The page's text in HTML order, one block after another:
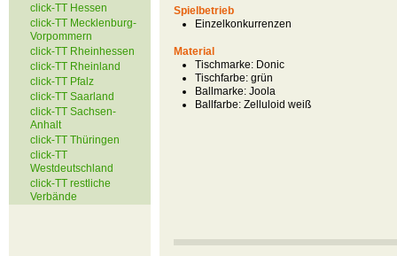
click-TT Hessen
click-TT Mecklenburg-
Vorpommern
click-TT Rheinhessen
click-TT Rheinland
click-TT Pfalz
click-TT Saarland
click-TT Sachsen-
Anhalt
click-TT Thüringen
click-TT
Westdeutschland
click-TT restliche
Verbände
Spielbetrieb
Einzelkonkurrenzen
Material
Tischmarke: Donic
Tischfarbe: grün
Ballmarke: Joola
Ballfarbe: Zelluloid weiß